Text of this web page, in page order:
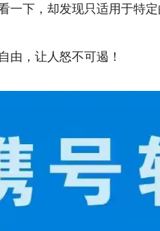
一下，却发现只适用于特定
由，让人怒不可遏！